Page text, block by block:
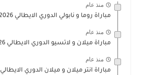
منذ عام
مباراة روما و نابولي الدوري الايطالي 2025/2026
منذ عام
مباراة ميلان و لاتسيو الدوري الايطالي 2025/2026
منذ عام
مباراة انتر ميلان و ميلان الدوري الايطالي 2025/2026